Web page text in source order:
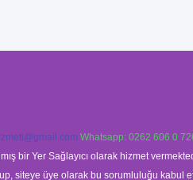
Whatsapp: 0262 606 0
bir Yer Sağlayıcı olarak hizmet
siteye üye olarak bu sorumluluğu kabul